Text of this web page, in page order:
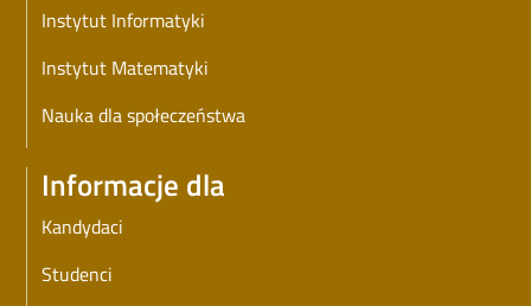
Instytut Informatyki
Instytut Matematyki
Nauka dla społeczeństwa
Informacje dla
Kandydaci
Studenci